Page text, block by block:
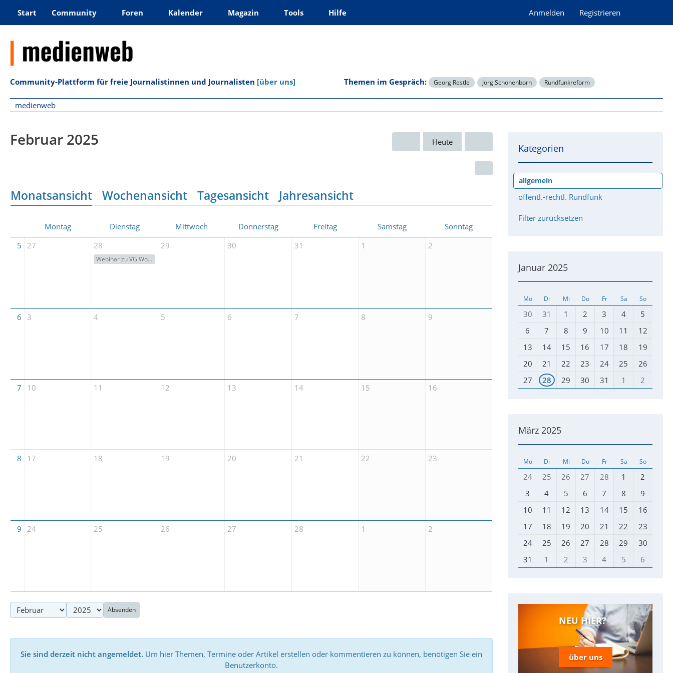
Start Community Foren Kalender Magazin Tools Hilfe Anmelden Registrieren
Community-Plattform für freie Journalistinnen und Journalisten [über uns] Themen im Gespräch: Georg Restle Jörg Schönenborn Rundfunkreform
medienweb
Februar 2025 Heute
Monatsansicht Wochenansicht Tagesansicht Jahresansicht
Montag Dienstag Mittwoch Donnerstag Freitag Samstag
Sonntag
5
27 28
Webinar zu VG Wort: Metis-Anmeldung ganz einfach (bis 31.1.) per Zoom
29 30 31 1 2
6 3 4 5 6 7 8 9
7 10 11 12 13 14 15 16
8 17 18 19 20 21 22 23
9 24 25 26 27 28 1 2
Absenden
Sie sind derzeit nicht angemeldet. Um hier Themen, Termine oder Artikel erstellen oder kommentieren zu können, benötigen Sie ein
Benutzerkonto.
Kategorien
allgemein
öffentl.-rechtl. Rundfunk
Filter zurücksetzen
Januar 2025
Mo Di Mi Do Fr Sa So
30 31 1 2 3 4
5
6
7 8 9 10 11
12
13
14 15 16 17 18
19
20
21 22 23 24 25
26
27
28 29 30 31 1 2
März 2025
Mo Di Mi Do Fr Sa So
24 25 26 27 28 1
2
3
4 5 6 7 8
9
10
11 12 13 14 15
16
17
18 19 20 21 22
23
24
25 26 27 28 29
30
31
1 2 3 4 5 6
NEU HIER?
über uns